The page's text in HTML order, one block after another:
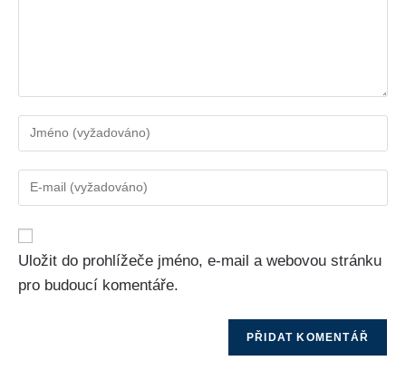
Uložit do prohlížeče jméno, e-mail a webovou stránku
pro budoucí komentáře.